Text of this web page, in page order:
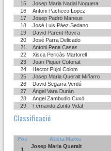
15
Josep Maria Nadal Noguera
16
Antoni Pacheco Lopez
17
Josep Padró Maneus
18
José Luis Páez Sedano
19
David Parent Rovira
20
José Parra Delicado
21
Antoni Pena Casas
22
Xisca Pericàs Martorell
23
Joan Piquer Cotonat
24
Hèctor Pujol Colom
25
Josep Maria Queralt Miñarro
26
David Segarra Verdú
27
Ángel Vara Durán
28
Angel Zambudio Cuxó
29
Fernando Zurita Vidal
Classificació
Pos Atleta Marxa
1
Josep Maria Queralt